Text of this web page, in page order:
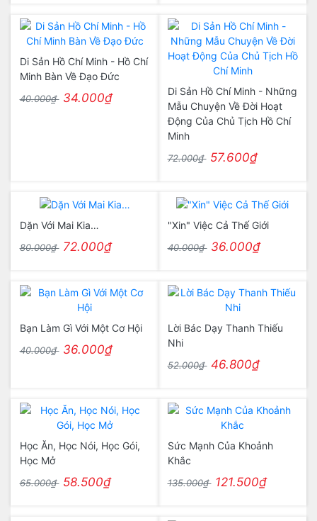
Di Sản Hồ Chí Minh - Hồ Chí
Minh Bàn Về Đạo Đức
40.000₫ 34.000₫
Di Sản Hồ Chí Minh - Những
Mẫu Chuyện Về Đời Hoạt
Động Của Chủ Tịch Hồ Chí
Minh
72.000₫ 57.600₫
Dặn Với Mai Kia…
80.000₫ 72.000₫
"Xin" Việc Cả Thế Giới
40.000₫ 36.000₫
Bạn Làm Gì Với Một Cơ Hội
40.000₫ 36.000₫
Lời Bác Dạy Thanh Thiếu
Nhi
52.000₫ 46.800₫
Học Ăn, Học Nói, Học Gói,
Học Mở
65.000₫ 58.500₫
Sức Mạnh Của Khoảnh
Khắc
135.000₫ 121.500₫